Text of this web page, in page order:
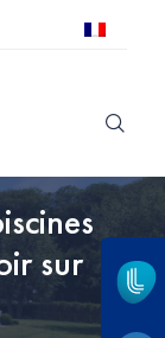
sur